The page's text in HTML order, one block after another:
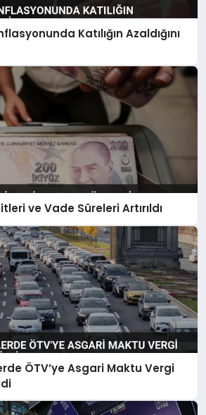
Katılığın Azaldığını
ve Vade Süreleri Artırıldı
ÖTV’ye Asgari Maktu Vergi